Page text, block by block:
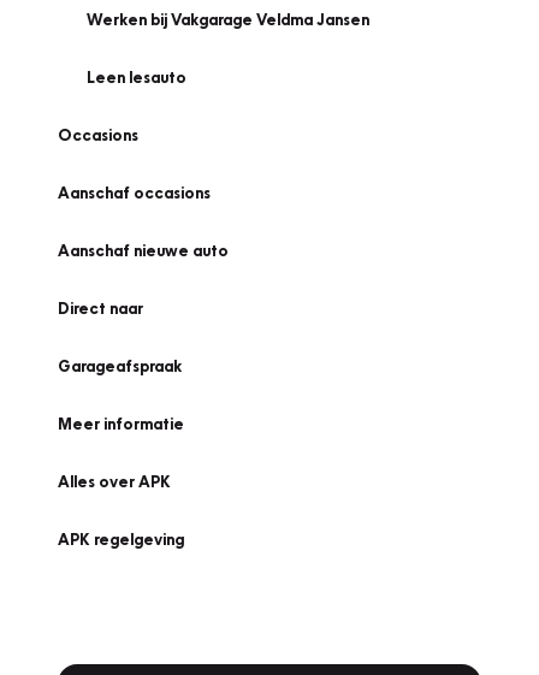
Werken bij Vakgarage Veldma Jansen
Leen lesauto
Occasions
Aanschaf occasions
Aanschaf nieuwe auto
Direct naar
Garageafspraak
Meer informatie
Alles over APK
APK regelgeving